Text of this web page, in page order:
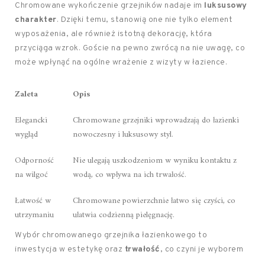
Chromowane wykończenie grzejników nadaje im luksusowy
charakter. Dzięki temu, stanowią one nie tylko element
wyposażenia, ale również istotną dekorację, która
przyciąga wzrok. Goście na pewno zwrócą na nie uwagę, co
może wpłynąć na ogólne wrażenie z wizyty w łazience.
Zaleta
Opis
Elegancki
wygląd
Chromowane grzejniki wprowadzają do łazienki
nowoczesny i luksusowy styl.
Odporność
na wilgoć
Nie ulegają uszkodzeniom w wyniku kontaktu z
wodą, co wpływa na ich trwałość.
Łatwość w
utrzymaniu
Chromowane powierzchnie łatwo się czyści, co
ułatwia codzienną pielęgnację.
Wybór chromowanego grzejnika łazienkowego to
inwestycja w estetykę oraz trwałość, co czyni je wyborem